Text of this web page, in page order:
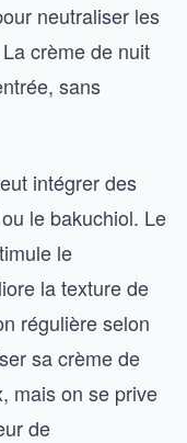
neutraliser les
crème de nuit
sans
intégrer des
le bakuchiol. Le
le
la texture de
régulière selon
sa crème de
mais on se prive
de